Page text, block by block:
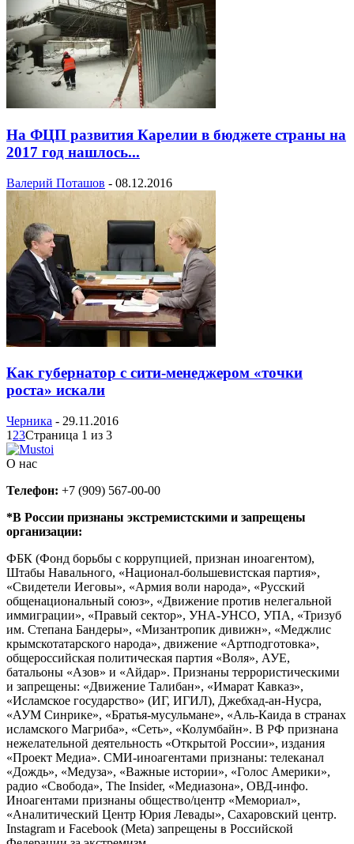
На ФЦП развития Карелии в бюджете страны на
2017 год нашлось...
Валерий Поташов - 08.12.2016
Как губернатор с сити-менеджером «точки
роста» искали
Черника - 29.11.2016
1 23Страница 1 из 3
О нас
Телефон: +7 (909) 567-00-00
*В России признаны экстремистскими и запрещены
организации:
ФБК (Фонд борьбы с коррупцией, признан иноагентом),
Штабы Навального, «Национал-большевистская партия»,
«Свидетели Иеговы», «Армия воли народа», «Русский
общенациональный союз», «Движение против нелегальной
иммиграции», «Правый сектор», УНА-УНСО, УПА, «Тризуб
им. Степана Бандеры», «Мизантропик дивижн», «Меджлис
крымскотатарского народа», движение «Артподготовка»,
общероссийская политическая партия «Воля», АУЕ,
батальоны «Азов» и «Айдар». Признаны террористическими
и запрещены: «Движение Талибан», «Имарат Кавказ»,
«Исламское государство» (ИГ, ИГИЛ), Джебхад-ан-Нусра,
«АУМ Синрике», «Братья-мусульмане», «Аль-Каида в странах
исламского Магриба», «Сеть», «Колумбайн». В РФ признана
нежелательной деятельность «Открытой России», издания
«Проект Медиа». СМИ-иноагентами признаны: телеканал
«Дождь», «Медуза», «Важные истории», «Голос Америки»,
радио «Свобода», The Insider, «Медиазона», ОВД-инфо.
Иноагентами признаны общество/центр «Мемориал»,
«Аналитический Центр Юрия Левады», Сахаровский центр.
Instagram и Facebook (Metа) запрещены в Российской